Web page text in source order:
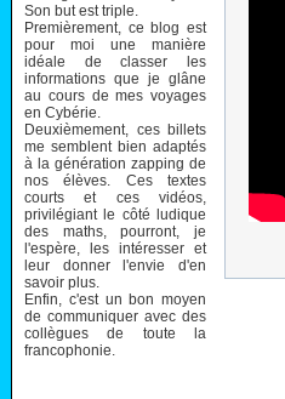
Son but est triple.
Premièrement, ce blog est
pour moi une manière
idéale de classer les
informations que je glâne
au cours de mes voyages
en Cybérie.
Deuxièmement, ces billets
me semblent bien adaptés
à la génération zapping de
nos élèves. Ces textes
courts et ces vidéos,
privilégiant le côté ludique
des maths, pourront, je
l'espère, les intéresser et
leur donner l'envie d'en
savoir plus.
Enfin, c'est un bon moyen
de communiquer avec des
collègues de toute la
francophonie.